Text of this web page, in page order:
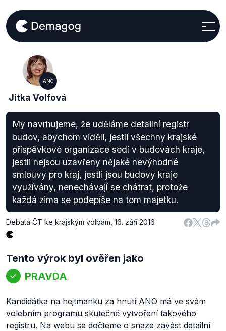
ANO
Jitka Volfová
My navrhujeme, že uděláme detailní registr
budov, abychom viděli, jestli všechny krajské
příspěvkové organizace sedí v budovách kraje,
jestli nejsou uzavřeny nějaké nevýhodné
smlouvy pro kraj, jestli jsou budovy kraje
využívány, nenechávají se chátrat, protože
každá zima se podepíše na tom majetku.
Debata ČT ke krajským volbám 16. září 2016
Tento výrok byl ověřen jako
PRAVDA
Kandidátka na hejtmanku za hnutí ANO má ve svém
volebním programu skutečně vytvoření takového
registru. Na webu se dočteme o snaze zavést detailní